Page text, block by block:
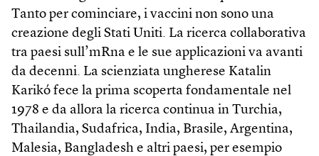
Tanto per cominciare, i vaccini non sono una
creazione degli Stati Uniti. La ricerca collaborativa
tra paesi sull’mRna e le sue applicazioni va avanti
da decenni. La scienziata ungherese Katalin
Karikó fece la prima scoperta fondamentale nel
1978 e da allora la ricerca continua in Turchia,
Thailandia, Sudafrica, India, Brasile, Argentina,
Malesia, Bangladesh e altri paesi, per esempio